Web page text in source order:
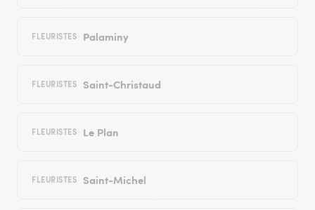
FLEURISTES Palaminy
FLEURISTES Saint-Christaud
FLEURISTES Le Plan
FLEURISTES Saint-Michel